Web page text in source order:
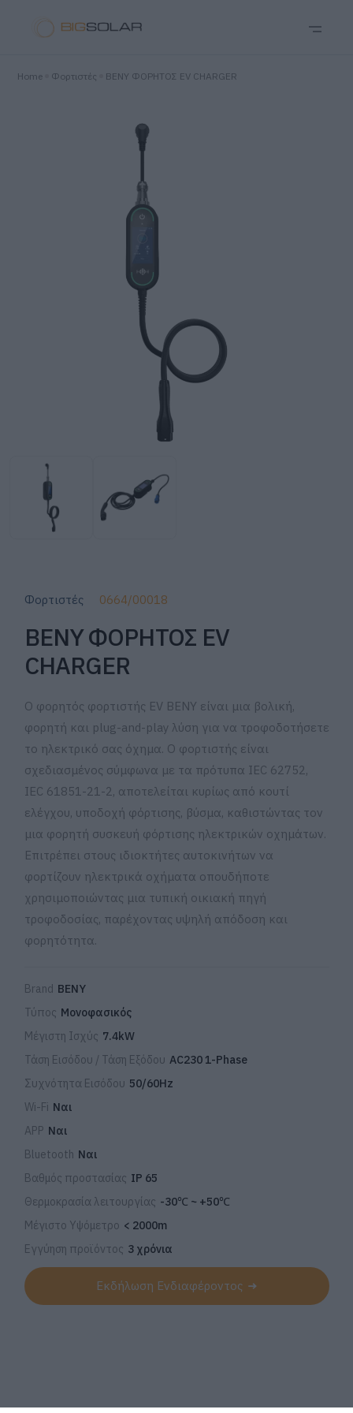
Home Φορτιστές BENY ΦΟΡΗΤΟΣ EV CHARGER
0664/00018
Φορτιστές
BENY ΦΟΡΗΤΟΣ EV
CHARGER
Ο φορητός φορτιστής EV BENY είναι μια βολική,
φορητή και plug-and-play λύση για να τροφοδοτήσετε
το ηλεκτρικό σας όχημα. Ο φορτιστής είναι
σχεδιασμένος σύμφωνα με τα πρότυπα IEC 62752,
IEC 61851-21-2, αποτελείται κυρίως από κουτί
ελέγχου, υποδοχή φόρτισης, βύσμα, καθιστώντας τον
μια φορητή συσκευή φόρτισης ηλεκτρικών οχημάτων.
Επιτρέπει στους ιδιοκτήτες αυτοκινήτων να
φορτίζουν ηλεκτρικά οχήματα οπουδήποτε
χρησιμοποιώντας μια τυπική οικιακή πηγή
τροφοδοσίας, παρέχοντας υψηλή απόδοση και
φορητότητα.
Brand BENY
Τύπος Μονοφασικός
Μέγιστη Ισχύς 7.4kW
Τάση Εισόδου / Τάση Εξόδου AC230 1-Phase
Συχνότητα Εισόδου 50/60Hz
Wi-Fi Ναι
APP Ναι
Bluetooth Ναι
Βαθμός προστασίας IP 65
Θερμοκρασία λειτουργίας -30℃ ~ +50℃
Μέγιστο Υψόμετρο < 2000m
Εγγύηση προϊόντος 3 χρόνια
Εκδήλωση Ενδιαφέροντος